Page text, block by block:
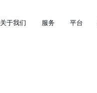
关于我们 服务 平台